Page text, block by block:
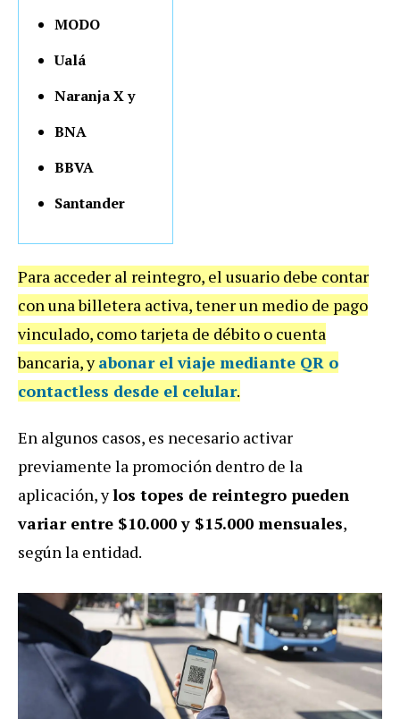
MODO
Ualá
Naranja X y
BNA
BBVA
Santander
Para acceder al reintegro, el usuario debe contar
con una billetera activa, tener un medio de pago
vinculado, como tarjeta de débito o cuenta
bancaria, yabonar el viaje mediante QR o
contactless desde el celular.
En algunos casos, es necesario activar
previamente la promoción dentro de la
aplicación, ylos topes de reintegro pueden
variar entre $10.000 y $15.000 mensuales,
según la entidad.